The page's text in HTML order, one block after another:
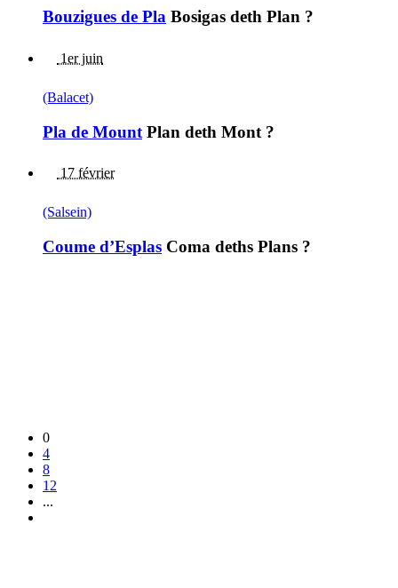
Bouzigues de Pla Bosigas deth Plan ?
1er juin
(Balacet)
Pla de Mount Plan deth Mont ?
17 février
(Salsein)
Coume d’Esplas Coma deths Plans ?
0
4
8
12
...